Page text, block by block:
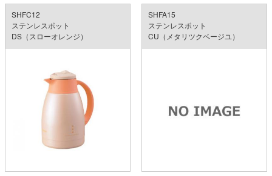
SHFC12
ステンレスポット
DS（スローオレンジ）
SHFA15
ステンレスポット
CU（メタリツクベージユ）